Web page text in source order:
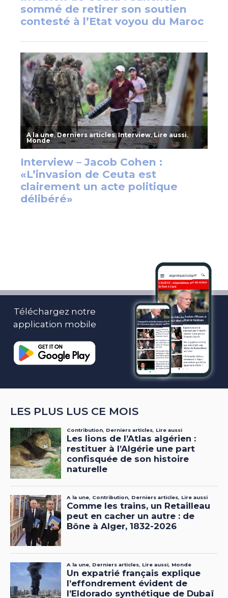
Téléchargez notre
application mobile
LES PLUS LUS CE MOIS